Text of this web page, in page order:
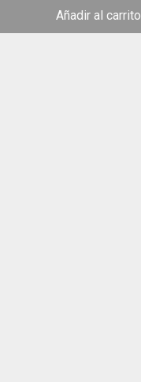
Añadir al carrito